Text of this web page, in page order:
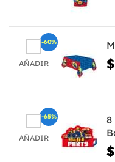
AÑADIR
-60%
AÑADIR
8
-65%